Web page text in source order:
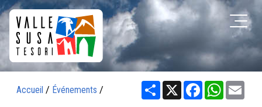
Accueil / Événements / Share X Facebook